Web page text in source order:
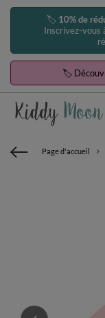
🏷️ 10% de
Inscrivez-vous
🏷️
Page d'accueil